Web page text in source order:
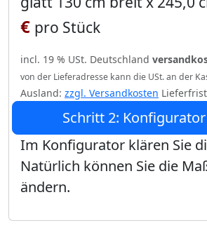
€ pro Stück
incl. 19 % USt. Deutschland
von der Lieferadresse kann die USt. an der
Ausland: zzgl. Versandkosten
Schritt 2:
Im Konfigurator klären Sie
Natürlich können Sie die
ändern.